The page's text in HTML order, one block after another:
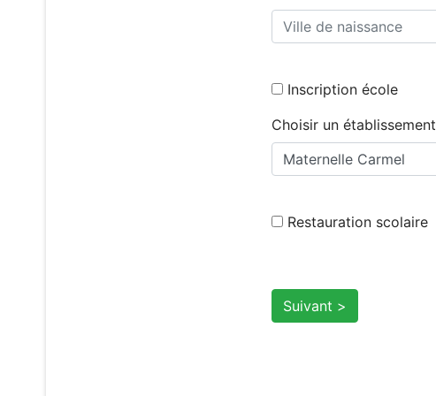
Inscription école
Choisir un établissement
Restauration scolaire
Suivant >